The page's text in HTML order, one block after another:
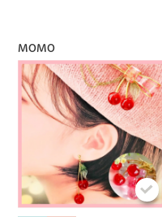
MOMO